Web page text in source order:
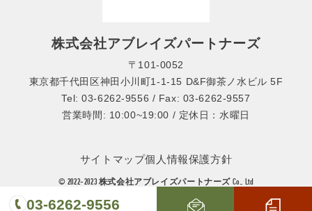
株式会社アブレイズパートナーズ
〒101-0052
東京都千代田区神田小川町1-1-15 D&F御茶ノ水ビル 5F
Tel: 03-6262-9556 / Fax: 03-6262-9557
営業時間: 10:00~19:00 / 定休日：水曜日
© 2022-2023 株式会社アブレイズパートナーズ Co., Ltd
サイトマップ個人情報保護方針
03-6262-9556